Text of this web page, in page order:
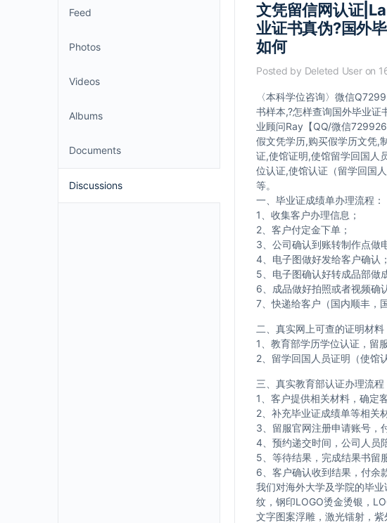
Feed
Photos
Videos
Albums
Documents
Discussions
文凭留信网认证
业证书真伪?国外
如何
Posted by Deleted User on
〈本科学位咨询〉微信
书样本,?怎样查询国外毕业证
业顾问Ray【QQ/微信
假文凭学历,购买假学历文凭,
证,使馆证明,使馆留学回国人
位认证,使馆认证（留学回国
等。
一、毕业证成绩单办理流程：
1、收集客户办理信息；
2、客户付定金下单；
3、公司确认到账转制作点做
4、电子图做好发给客户确认；
5、电子图确认好转成品部做
6、成品做好拍照或者视频确
7、快递给客户（国内顺丰，
二、真实网上可查的证明材料
1、教育部学历学位认证，留
2、留学回国人员证明（使馆
三、真实教育部认证办理流程
1、客户提供相关材料，确定
2、补充毕业证成绩单等相关
3、留服官网注册申请账号，
4、预约递交时间，公司人员
5、等待结果，完成结果书留
6、客户确认收到结果，付余款
我们对海外大学及学院的毕
纹，钢印LOGO烫金烫银，
文字图案浮雕，激光镭射，